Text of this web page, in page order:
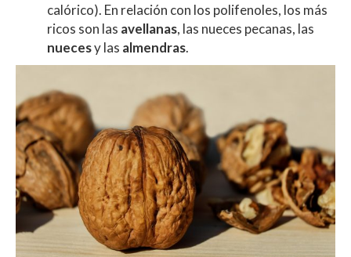
calórico). En relación con los polifenoles, los más
ricos son las avellanas, las nueces pecanas, las
nuecesy las almendras.